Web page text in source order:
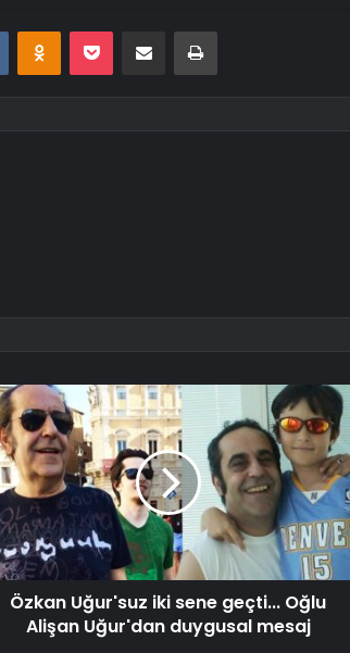
VKontakteOdnoklassniki
Pocket E-Posta ile paylaş Yazdır
Özkan Uğur'suz iki sene geçti... Oğlu
Alişan Uğur'dan duygusal mesaj